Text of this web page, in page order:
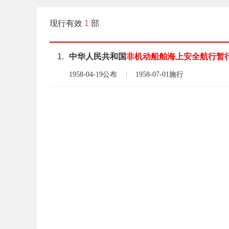
现行有效 1 部
1. 中华人民共和国非机动船舶海上安全航行暂
1958-04-19公布 1958-07-01施行